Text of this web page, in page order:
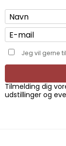
Jeg vil gerne
Tilmelding dig
udstillinger og